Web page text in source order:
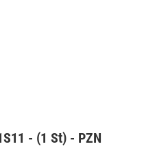
- (1 St) - PZN